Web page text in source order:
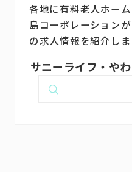
各地に有料老人ホー
島コーポレーション
の求人情報を紹介しま
サニーライフ・や